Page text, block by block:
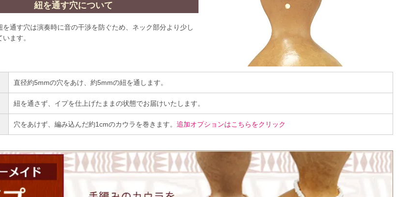
紐を通す穴について
を通す穴は演奏時に音の干渉を防ぐため、ネック部分より少し
ます。
直径約5mmの穴をあけ、約5mmの紐を通します。
紐を通さず、イプを仕上げたままの状態でお届けいたします。
穴をあけず、編み込んだ約1cmのカウラを巻きます。 追加オプションはこちらをクリック